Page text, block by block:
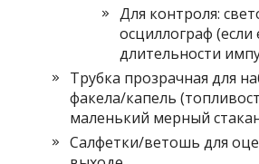
Для контроля:
осциллограф (если
длительности
Трубка прозрачная для
факела/капель
маленький мерный
Салфетки/ветошь для